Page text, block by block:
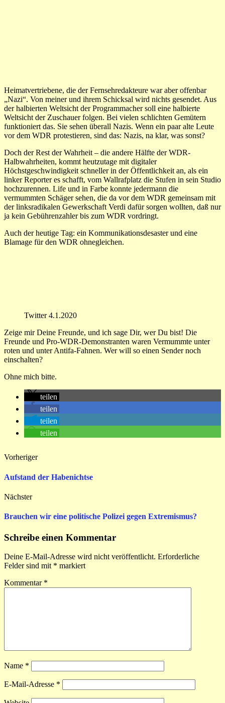
Heimatvertriebene, die der Fernsehredakteure war aber offenbar
„Nazi“. Von meiner und ihrem Schicksal wird nichts gesendet. Aus
der halbierten Weltsicht der Programmacher soll eine halbierte
Weltsicht der Zuschauer folgen. Bei vielen schlichten Gemütern
funktioniert das. Sie sehen überall Nazis. Wenn ein paar alte Leute
vor dem WDR protestieren, sind das: Nazis, na klar, was sonst?
Doch der Rest der Wahrheit – die andere Hälfte der WDR-
Halbwahrheiten, kommt heutzutage mit digitaler
Höchstgeschwindigkeit schneller in der Öffentlichkeit an, als ein
linker Reporter es schafft, vom Wallrafplatz die Stufen in sein Studio
hochzurennen. Life und in Farbe konnte jedermann die
vermummten Schäger sehen, die da vor dem WDR gemeinsam mit
der linksradikalen Gewerkschaft Verdi dafür sorgen wollten, daß nur
ja kein Gebührenzahler bis zum WDR vordringt.
Auch der heutige Tag: ein Kommunikationsdesaster und eine
Blamage für den WDR ohnegleichen.
Twitter 4.1.2020
Zeige mir Deine Freunde, und ich sage Dir, wer Du bist! Die
Freunde und Pro-WDR-Demonstranten waren Vermummte unter
roten und unter Antifa-Fahnen. Wer will so einen Sender noch
einschalten?
Ohne mich bitte.
teilen
teilen
teilen
teilen
Vorheriger
Aufstand der Habenichtse
Nächster
Brauchen wir eine politische Polizei gegen Extremismus?
Schreibe einen Kommentar
Deine E-Mail-Adresse wird nicht veröffentlicht. Erforderliche
Felder sind mit * markiert
Kommentar *
Name *
E-Mail-Adresse *